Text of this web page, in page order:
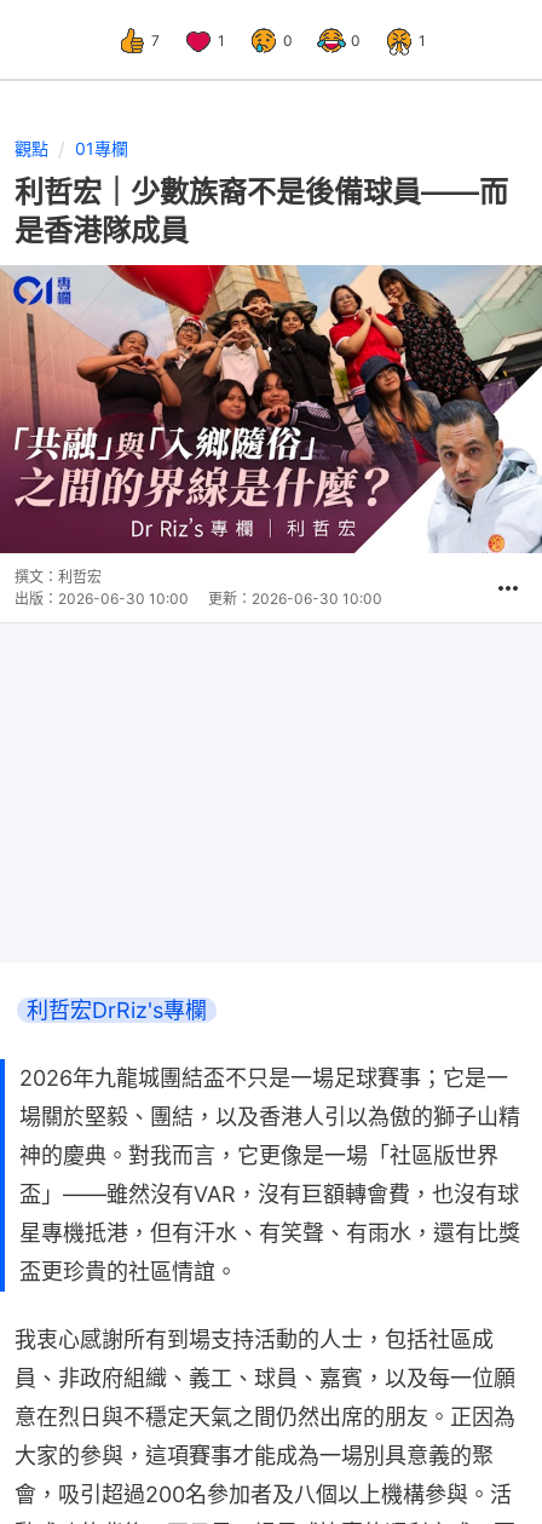
7 1 0 0 1
觀點 01專欄
利哲宏｜少數族裔不是後備球員——而
是香港隊成員
撰文： 利哲宏
出版： 2026-06-30 10:00 更新： 2026-06-30 10:00
利哲宏DrRiz's專欄
2026年九龍城團結盃不只是一場足球賽事；它是一
場關於堅毅、團結，以及香港人引以為傲的獅子山精
神的慶典。對我而言，它更像是一場「社區版世界
盃」——雖然沒有VAR，沒有巨額轉會費，也沒有球
星專機抵港，但有汗水、有笑聲、有雨水，還有比獎
盃更珍貴的社區情誼。
我衷心感謝所有到場支持活動的人士，包括社區成
員、非政府組織、義工、球員、嘉賓，以及每一位願
意在烈日與不穩定天氣之間仍然出席的朋友。正因為
大家的參與，這項賽事才能成為一場別具意義的聚
會，吸引超過200名參加者及八個以上機構參與。活